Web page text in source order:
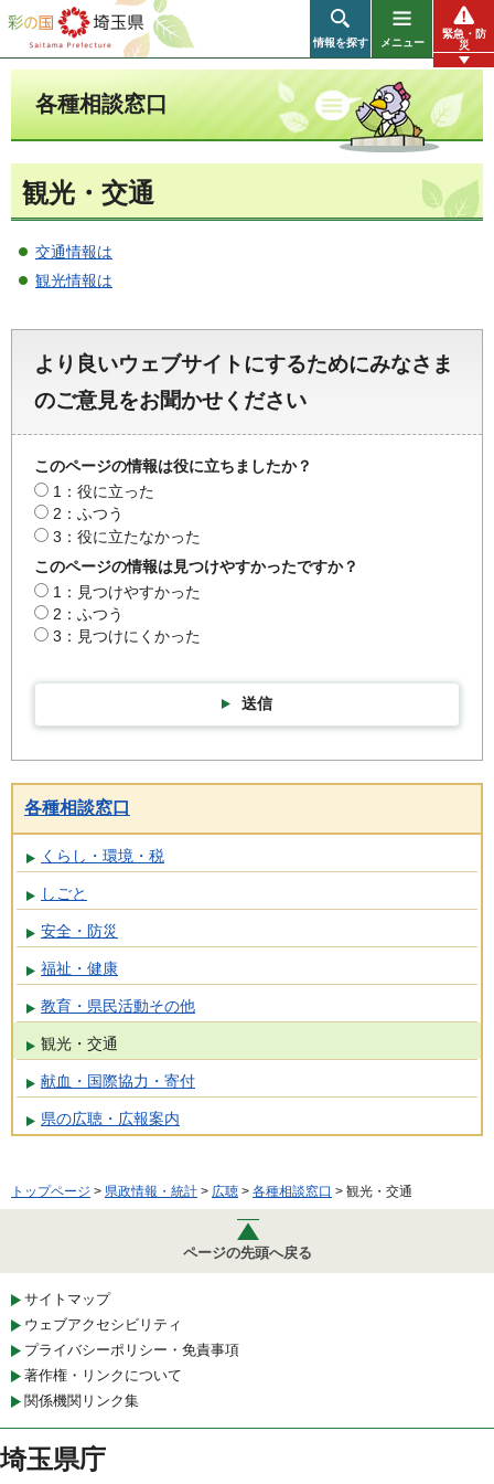
彩の国 埼玉県
情報を探す メニュー
緊急・防
災
各種相談窓口
観光・交通
交通情報は
観光情報は
より良いウェブサイトにするためにみなさま
のご意見をお聞かせください
このページの情報は役に立ちましたか？
1：役に立った
2：ふつう
3：役に立たなかった
このページの情報は見つけやすかったですか？
1：見つけやすかった
2：ふつう
3：見つけにくかった
送信
各種相談窓口
くらし・環境・税
しごと
安全・防災
福祉・健康
教育・県民活動その他
観光・交通
献血・国際協力・寄付
県の広聴・広報案内
トップページ > 県政情報・統計 > 広聴 > 各種相談窓口 > 観光・交通
ページの先頭へ戻る
サイトマップ
ウェブアクセシビリティ
プライバシーポリシー・免責事項
著作権・リンクについて
関係機関リンク集
埼玉県庁